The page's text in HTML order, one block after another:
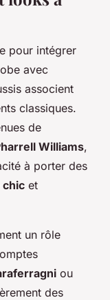
pour intégrer
avec
associent
classiques.
de
Williams,
à porter des
chic et
un rôle
ou
des